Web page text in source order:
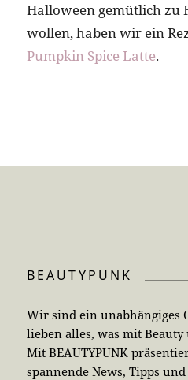
Halloween gemütlich zu
wollen, haben wir ein
Pumpkin Spice Latte.
BEAUTYPUNK
Wir sind ein unabhängiges
lieben alles, was mit
Mit BEAUTYPUNK
spannende News, Tipps